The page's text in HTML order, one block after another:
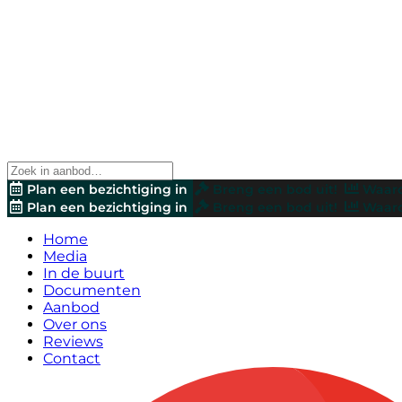
Plan een bezichtiging in Breng een bod uit!
Plan een bezichtiging in
Breng een bod uit!
Home
Media
In de buurt
Documenten
Aanbod
Over ons
Reviews
Contact